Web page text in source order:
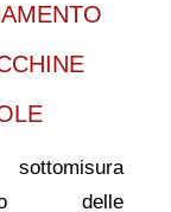
delle